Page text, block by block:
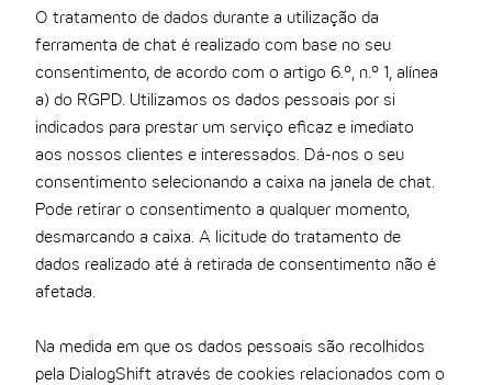
O tratamento de dados durante a utilização da
ferramenta de chat é realizado com base no seu
consentimento, de acordo com o artigo 6.º, n.º 1, alínea
a) do RGPD. Utilizamos os dados pessoais por si
indicados para prestar um serviço eficaz e imediato
aos nossos clientes e interessados. Dá-nos o seu
consentimento selecionando a caixa na janela de chat.
Pode retirar o consentimento a qualquer momento,
desmarcando a caixa. A licitude do tratamento de
dados realizado até à retirada de consentimento não é
afetada.
Na medida em que os dados pessoais são recolhidos
pela DialogShift através de cookies relacionados com o